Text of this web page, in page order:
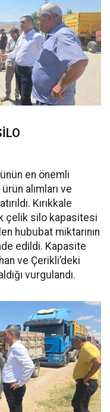
en önemli
alımları ve
Kırıkkale
çelik silo kapasitesi
hububat miktarının
edildi. Kapasite
ve Çerikli’deki
vurgulandı.